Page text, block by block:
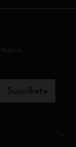
Suscríbete